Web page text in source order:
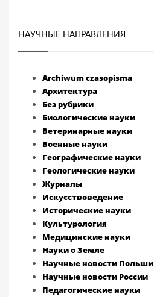
НАУЧНЫЕ НАПРАВЛЕНИЯ
Archiwum czasopisma
Архитектура
Без рубрики
Биологические науки
Ветеринарные науки
Военные науки
Географические науки
Геологические науки
Журналы
Искусствоведение
Исторические науки
Культурология
Медицинские науки
Науки о Земле
Научные новости Польши
Научные новости России
Педагогические науки